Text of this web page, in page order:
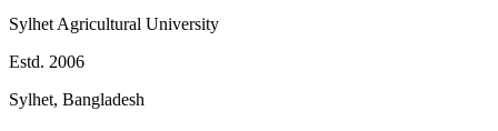
Sylhet Agricultural University
Estd. 2006
Sylhet, Bangladesh